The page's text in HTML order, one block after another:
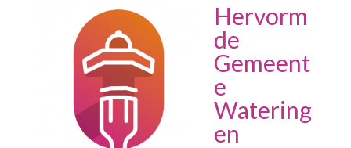
Hervorm
de
Gemeent
e
Watering
en